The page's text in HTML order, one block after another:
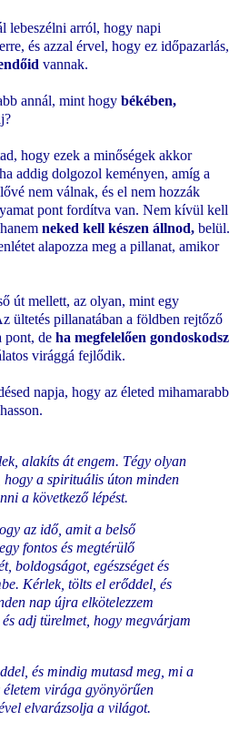
lebeszélni arról, hogy napi
és azzal érvel, hogy ez időpazarlás,
vannak.
annál, mint hogy békében,
hogy ezek a minőségek akkor
addig dolgozol keményen, amíg a
nem válnak, és el nem hozzák
pont fordítva van. Nem kívül kell
neked kell készen állnod, belül.
alapozza meg a pillanat, amikor
út mellett, az olyan, mint egy
ültetés pillanatában a földben rejtőző
pont, de ha megfelelően gondoskodsz
virággá fejlődik.
napja, hogy az életed mihamarabb
alakíts át engem. Tégy olyan
a spirituális úton minden
a következő lépést.
az idő, amit a belső
fontos és megtérülő
boldogságot, egészséget és
Kérlek, tölts el erőddel, és
nap újra elkötelezzem
adj türelmet, hogy megvárjam
és mindig mutasd meg, mi a
virága gyönyörűen
elvarázsolja a világot.